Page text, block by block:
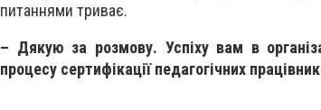
питаннями триває.
– Дякую за розмову. Успіху вам в
процесу сертифікації педагогічних